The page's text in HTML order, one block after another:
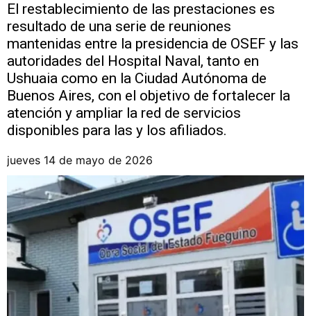
El restablecimiento de las prestaciones es
resultado de una serie de reuniones
mantenidas entre la presidencia de OSEF y las
autoridades del Hospital Naval, tanto en
Ushuaia como en la Ciudad Autónoma de
Buenos Aires, con el objetivo de fortalecer la
atención y ampliar la red de servicios
disponibles para las y los afiliados.
jueves 14 de mayo de 2026